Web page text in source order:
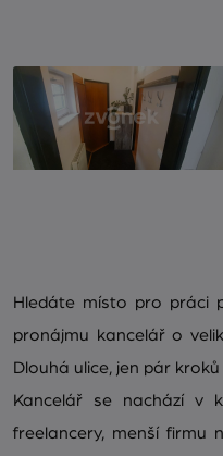
Hledáte místo pro práci
pronájmu kancelář o
Dlouhá ulice, jen pár
Kancelář se nachází v
freelancery, menší firmu